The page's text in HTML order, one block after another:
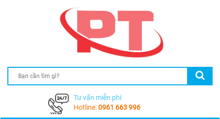
Tư vấn miễn phí
Hotline:0961 663 996